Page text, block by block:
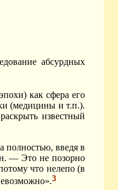
абсурдных
как сфера его
(медицины и т.п.).
известный
полностью, введя в
— Это не позорно
что нелепо (в
3